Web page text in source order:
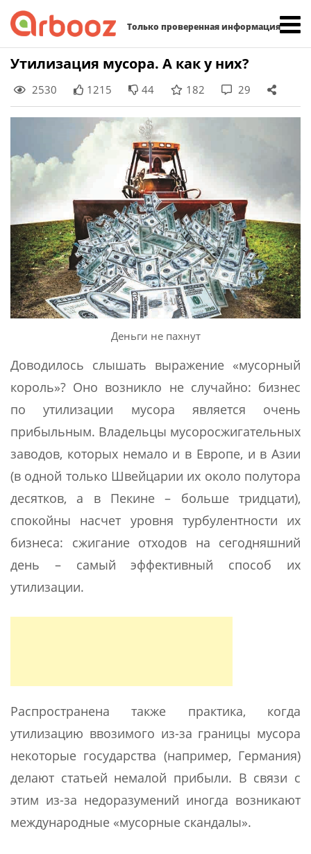
Только проверенная информация
Skip
content
Утилизация мусора. А как у них?
2530 1215 44 182 29
Деньги не пахнут
Доводилось слышать выражение «мусорный
король»? Оно возникло не случайно: бизнес
по утилизации мусора является очень
прибыльным. Владельцы мусоросжигательных
заводов, которых немало и в Европе, и в Азии
(в одной только Швейцарии их около полутора
десятков, а в Пекине – больше тридцати),
спокойны насчет уровня турбулентности их
бизнеса: сжигание отходов на сегодняшний
день – самый эффективный способ их
утилизации.
Распространена также практика, когда
утилизацию ввозимого из-за границы мусора
некоторые государства (например, Германия)
делают статьей немалой прибыли. В связи с
этим из-за недоразумений иногда возникают
международные «мусорные скандалы».
Найти: